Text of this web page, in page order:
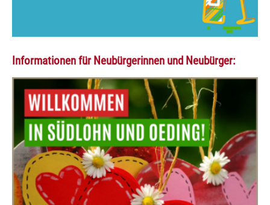
Informationen für Neubürgerinnen und Neubürger: